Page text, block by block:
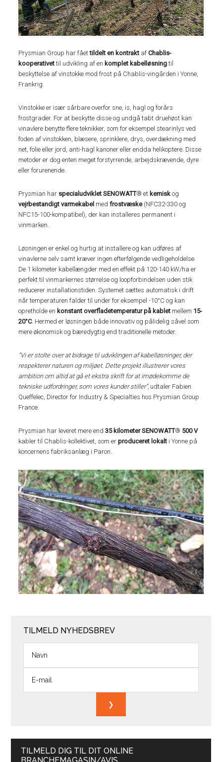
Prysmian Group har fåettildelt en kontrakt afChablis-
kooperativettil udvikling af en komplet kabelløsningtil
beskyttelse af vinstokke mod frost på Chablis-vingården i Yonne,
Frankrig.
Vinstokke er især sårbare overfor sne, is, hagl og forårs
frostgrader. For at beskytte disse og undgå tabt druehøst kan
vinavlere benytte flere teknikker, som for eksempel stearinlys ved
foden af ​​vinstokken, blæsere, sprinklere, drys, overdækning med
net, folie eller jord, anti-hagl kanoner eller endda helikoptere. Disse
metoder er dog enten meget forstyrrende, arbejdskrævende, dyre
eller forurenende.
Prysmian har specialudviklet SENOWATT® et kemiskog
vejrbestandigt varmekabel medfrostvæske(NFC32-330 og
NFC15-100-kompatibel), der kan installeres permanent i
vinmarken.
Løsningen er enkel og hurtig at installere og kan udføres af
vinavlerne selv samt kræver ingen efterfølgende vedligeholdelse.
De 1 kilometer kabellængder med en effekt på 120-140 kW/ha er
perfekt til vinmarkernes størrelse og loopforbindelsen uden stik
reducerer installationstiden. Systemet sættes automatisk i drift
når temperaturen falder til under for eksempel -10°C og kan
opretholde en konstant overfladetemperatur på ​​kablet mellem 15-
20°C. Hermed er løsningen både innovativ og pålidelig såvel som
mere økonomisk og bæredygtig end traditionelle metoder.
”Vi er stolte over at bidrage til udviklingen af ​​kabelløsninger, der
respekterer naturen og miljøet. Dette projekt illustrerer vores
ambition om altid at gå et ekstra skrift for at imødekomme de
tekniske udfordringer, som vores kunder stiller”, udtaler Fabien
Queffelec, Director for Industry & Specialties hos Prysmian Group
France.
Prysmian har leveret mere end35 kilometer SENOWATT® 500 V
kabler til Chablis-kollektivet, som erproduceret lokalt i Yonne på
koncernens fabriksanlæg i Paron.
TILMELD NYHEDSBREV
TILMELD DIG TIL DIT ONLINE